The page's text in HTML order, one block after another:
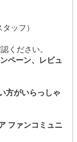
ッフ）
ください。
ペーン、レビュ
方がいらっしゃ
ファンコミュニ